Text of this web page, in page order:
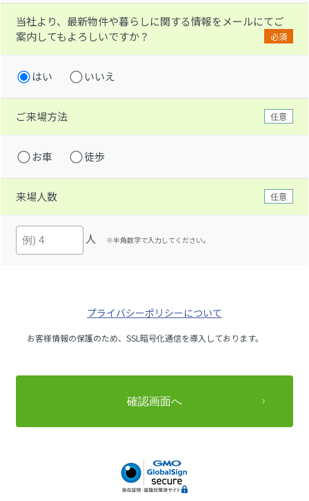
当社より、最新物件や暮らしに関する情報をメールにてご
案内してもよろしいですか？
必須
はい いいえ
ご来場方法 任意
お車 徒歩
来場人数 任意
人 ※半角数字で入力してください。
プライバシーポリシーについて
お客様情報の保護のため、SSL暗号化通信を導入しております。